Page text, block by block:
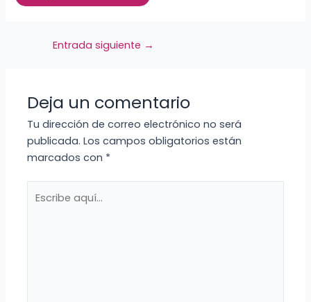
Entrada siguiente →
Deja un comentario
Tu dirección de correo electrónico no será
publicada. Los campos obligatorios están
marcados con *
aquí...